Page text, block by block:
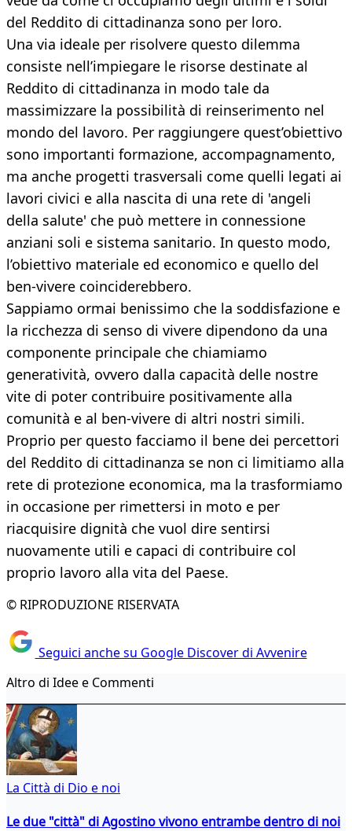
del Reddito di cittadinanza sono per loro.
Una via ideale per risolvere questo dilemma
consiste nell’impiegare le risorse destinate al
Reddito di cittadinanza in modo tale da
massimizzare la possibilità di reinserimento nel
mondo del lavoro. Per raggiungere quest’obiettivo
sono importanti formazione, accompagnamento,
ma anche progetti trasversali come quelli legati ai
lavori civici e alla nascita di una rete di 'angeli
della salute' che può mettere in connessione
anziani soli e sistema sanitario. In questo modo,
l’obiettivo materiale ed economico e quello del
ben-vivere coinciderebbero.
Sappiamo ormai benissimo che la soddisfazione e
la ricchezza di senso di vivere dipendono da una
componente principale che chiamiamo
generatività, ovvero dalla capacità delle nostre
vite di poter contribuire positivamente alla
comunità e al ben-vivere di altri nostri simili.
Proprio per questo facciamo il bene dei percettori
del Reddito di cittadinanza se non ci limitiamo alla
rete di protezione economica, ma la trasformiamo
in occasione per rimettersi in moto e per
riacquisire dignità che vuol dire sentirsi
nuovamente utili e capaci di contribuire col
proprio lavoro alla vita del Paese.
© RIPRODUZIONE RISERVATA
Seguici anche su Google Discover di Avvenire
Altro di Idee e Commenti
La Città di Dio e noi
Le due "città" di Agostino vivono entrambe dentro di noi